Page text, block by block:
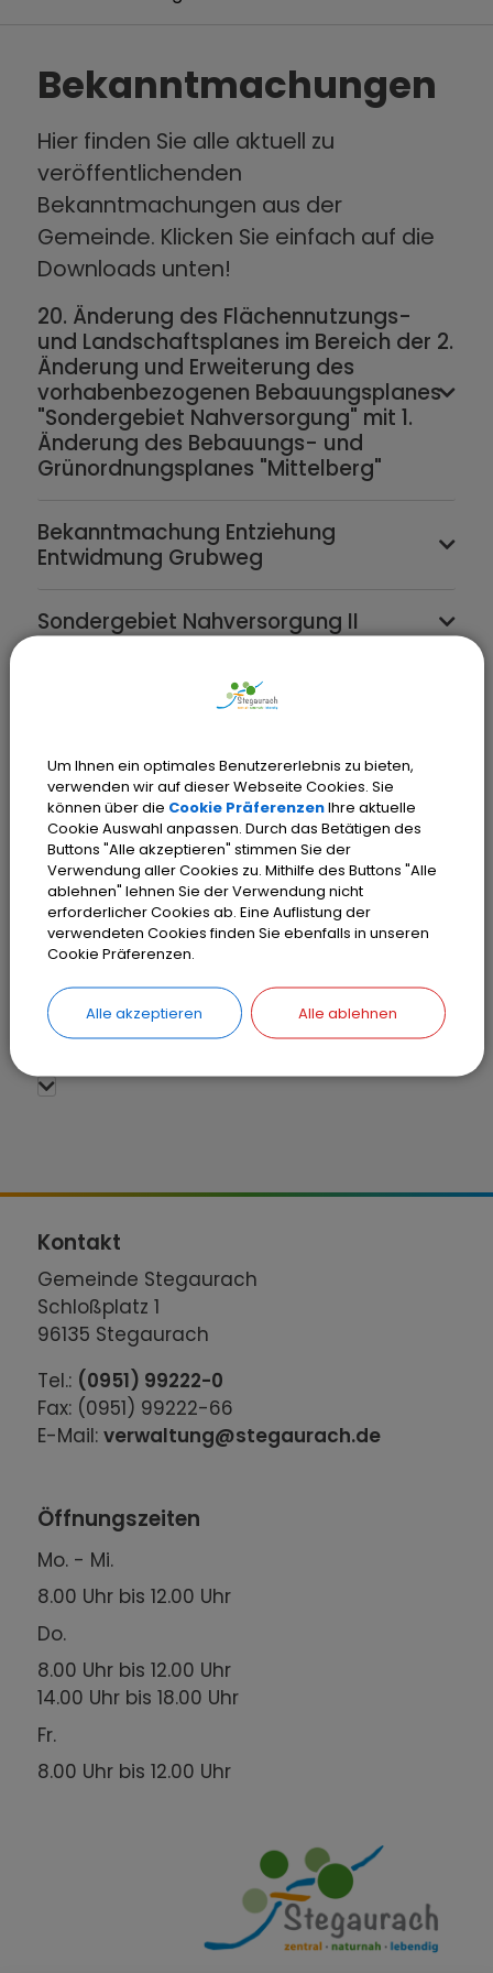
Bekanntmachungen
Hier finden Sie alle aktuell zu
veröffentlichenden
Bekanntmachungen aus der
Gemeinde. Klicken Sie einfach auf die
Downloads unten!
20. Änderung des Flächennutzungs-
und Landschaftsplanes im Bereich der 2.
Änderung und Erweiterung des
vorhabenbezogenen Bebauungsplanes
"Sondergebiet Nahversorgung" mit 1.
Änderung des Bebauungs- und
Grünordnungsplanes "Mittelberg"
Bekanntmachung Entziehung
Entwidmung Grubweg
Sondergebiet Nahversorgung II
Unterhalb des Schloßberges
2. Änderung und Erweiterung
vorhabenbezogener Bebauungsplan
(vBBP) "Sondergebiet Nahversorgung"
mit 1. Änderung Bebauungs- und
"Mittelberg"
Kontakt
Gemeinde Stegaurach
Schloßplatz 1
96135 Stegaurach
Tel.: (0951) 99222-0
Fax: (0951) 99222-66
E-Mail:verwaltung@stegaurach.de
Öffnungszeiten
Mo. - Mi.
8.00 Uhr bis 12.00 Uhr
Do.
8.00 Uhr bis 12.00 Uhr
14.00 Uhr bis 18.00 Uhr
Fr.
8.00 Uhr bis 12.00 Uhr
Um Ihnen ein optimales Benutzererlebnis zu bieten,
verwenden wir auf dieser Webseite Cookies. Sie
können über die Cookie PräferenzenIhre aktuelle
Cookie Auswahl anpassen. Durch das Betätigen des
Buttons "Alle akzeptieren" stimmen Sie der
Verwendung aller Cookies zu. Mithilfe des Buttons "Alle
ablehnen" lehnen Sie der Verwendung nicht
erforderlicher Cookies ab. Eine Auflistung der
verwendeten Cookies finden Sie ebenfalls in unseren
Cookie Präferenzen.
Alle akzeptieren Alle ablehnen